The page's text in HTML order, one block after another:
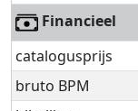
Financieel
catalogusprijs
bruto BPM